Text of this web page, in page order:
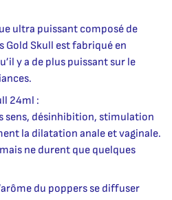
ultra puissant composé de
Skull est fabriqué en
y a de plus puissant sur le
24ml :
sens, désinhibition, stimulation
la dilatation anale et vaginale.
ne durent que quelques
du poppers se diffuser